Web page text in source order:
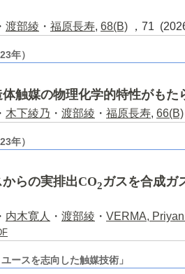
・ 渡部綾 ・ 福原長寿, 68(B) ，71
年）
触媒の物理化学的特性がもた
・ 木下綾乃 ・ 渡部綾 ・ 福原長寿, 66(B)
年）
らの実排出CO2ガスを合成ガ
・ 内木寛人 ・ 渡部綾 ・ VERMA,
ースを志向した触媒技術」